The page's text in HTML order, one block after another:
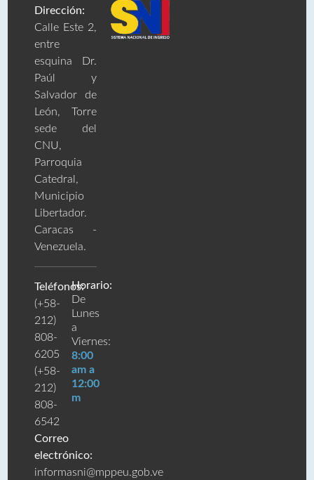
Dirección:
Calle Este 2,
entre
esquina Dr.
Paúl y
Salvador de
León, Torre
sede del
CNU,
Parroquia
Catedral,
Municipio
Libertador.
Caracas -
Venezuela.
Teléfonos:
(+58-
212)
808-
6205
(+58-
212)
808-
6542
Correo
electrónico:
informasni@mppeu.gob.ve
Horario:
De
Lunes
a
Viernes:
8:00
am a
12:00
m